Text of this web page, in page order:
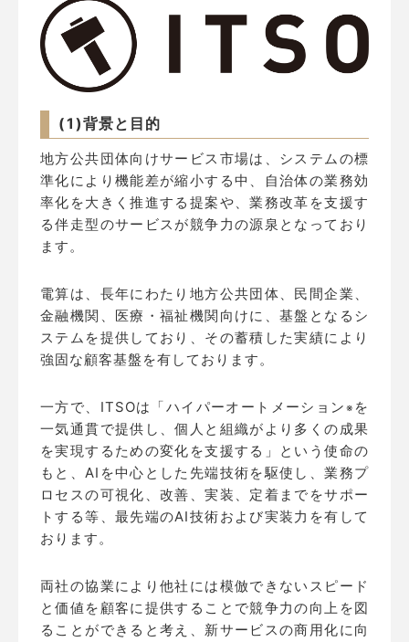
(1 )背景と目的
地方公共団体向けサービス市場は、システムの標
準化により機能差が縮小する中、自治体の業務効
率化を大きく推進する提案や、業務改革を支援す
る伴走型のサービスが競争力の源泉となっており
ます。
電算は、長年にわたり地方公共団体、民間企業、
金融機関、医療・福祉機関向けに、基盤となるシ
ステムを提供しており、その蓄積した実績により
強固な顧客基盤を有しております。
一方で、ITSOは「ハイパーオートメーション ※ を
一気通貫で提供し、個人と組織がより多くの成果
を実現するための変化を支援する」という使命の
もと、AIを中心とした先端技術を駆使し、業務プ
ロセスの可視化、改善、実装、定着までをサポー
トする等、最先端のAI技術および実装力を有して
おります。
両社の協業により他社には模倣できないスピード
と価値を顧客に提供することで競争力の向上を図
ることができると考え、新サービスの商用化に向